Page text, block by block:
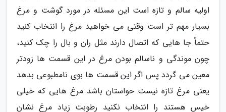
اولیه سالم و تازه است این مسئله در مورد گوشت و مرغ
بسیار مهم تر است وقتی می خواهید مرغ را انتخاب کنید
حتماً جا هایی که اتصال دارند مثل ران و بال را چک کنید،
چون موندگی و ناسالم بودن مرغ در این قسمت ها زودتر
معین می گردد پس اگر این قسمت ها بوی نامطبوعی بدهد
یعنی مرغ تازه نیست حواستان باشد مرغ هایی که خیلی
خیس هستند را انتخاب نکنید رطوبت زیاد مرغ نشان